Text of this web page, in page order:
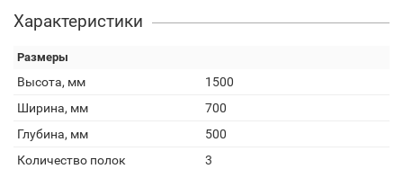
Характеристики
Размеры
Высота, мм
1500
Ширина, мм
700
Глубина, мм
500
Количество полок
3